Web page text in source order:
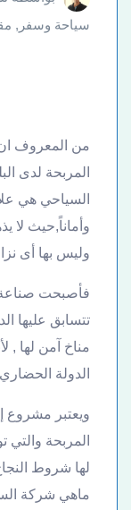
سياحة وسفر ,
من المعروف
المربحة لدى
السياحي هي
وأماناً,حيث لا
وليس بها أى
فأصبحت صناعة
تتسابق عليها
مناخ آمن لها ,
الدولة
ويعتبر
المربحة والتي
لها شروط
ماهي شركة